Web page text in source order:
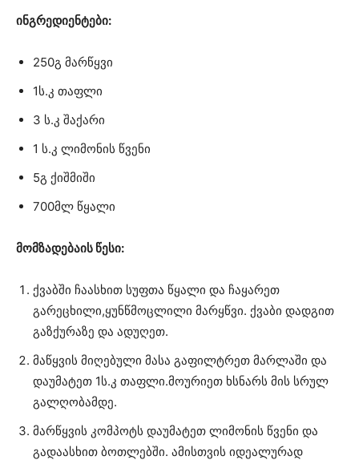
ინგრედიენტები:
250გ მარწყვი
1ს.კ თაფლი
3 ს.კ შაქარი
1 ს.კ ლიმონის წვენი
5გ ქიშმიში
700მლ წყალი
მომზადებაის წესი:
ქვაბში ჩაასხით სუფთა წყალი და ჩაყარეთ
გარეცხილი,ყუნწმოცლილი მარყწვი. ქვაბი დადგით
გაზქურაზე და ადუღეთ.
მაწყვის მიღებული მასა გაფილტრეთ მარლაში და
დაუმატეთ 1ს.კ თაფლი.მოურიეთ ხსნარს მის სრულ
გალღობამდე.
მარწყვის კომპოტს დაუმატეთ ლიმონის წვენი და
გადაასხით ბოთლებში. ამისთვის იდეალურად